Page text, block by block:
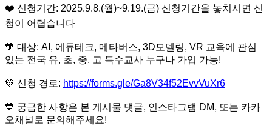
❤️ 신청기간: 2025.9.8.(월)~9.19.(금) 신청기간을 놓치시면 신
청이 어렵습니다
🧡 대상: AI, 에듀테크, 메타버스, 3D모델링, VR 교육에 관심
있는 전국 유, 초, 중, 고 특수교사 누구나 가입 가능!
💚 신청 경로: https://forms.gle/Ga8V34f52EvvVuXr6
💙 궁금한 사항은 본 게시물 댓글, 인스타그램 DM, 또는 카카
오채널로 문의해주세요!